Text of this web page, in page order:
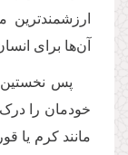
آن‌ها برای
پس نخستین
خودمان را درک
مانند کرم یا